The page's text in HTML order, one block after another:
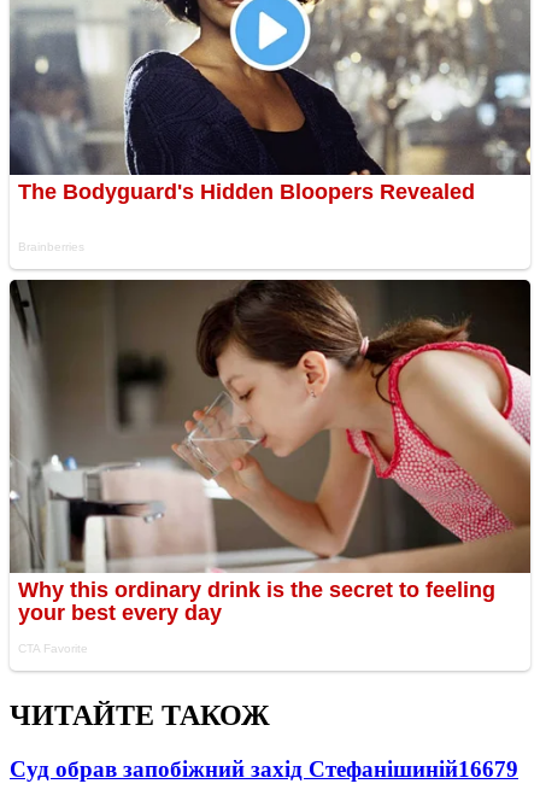
ЧИТАЙТЕ ТАКОЖ
Суд обрав запобіжний захід Стефанішиній16679